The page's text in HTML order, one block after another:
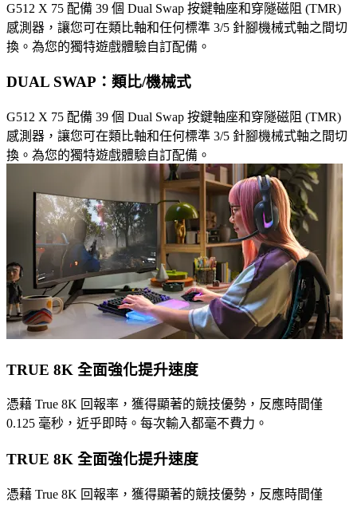
G512 X 75 配備 39 個 Dual Swap 按鍵軸座和穿隧磁阻 (TMR)
感測器，讓您可在類比軸和任何標準 3/5 針腳機械式軸之間切
換。為您的獨特遊戲體驗自訂配備。
DUAL SWAP：類比/機械式
G512 X 75 配備 39 個 Dual Swap 按鍵軸座和穿隧磁阻 (TMR)
感測器，讓您可在類比軸和任何標準 3/5 針腳機械式軸之間切
換。為您的獨特遊戲體驗自訂配備。
TRUE 8K 全面強化提升速度
憑藉 True 8K 回報率，獲得顯著的競技優勢，反應時間僅
0.125 毫秒，近乎即時。每次輸入都毫不費力。
TRUE 8K 全面強化提升速度
憑藉 True 8K 回報率，獲得顯著的競技優勢，反應時間僅